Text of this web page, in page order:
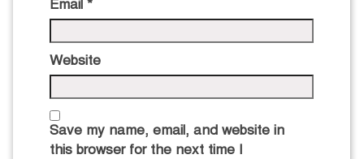
Email *
Website
Save my name, email, and website in
this browser for the next time I